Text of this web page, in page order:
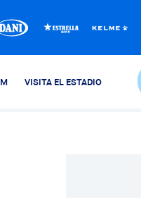
VISITA EL ESTADIO